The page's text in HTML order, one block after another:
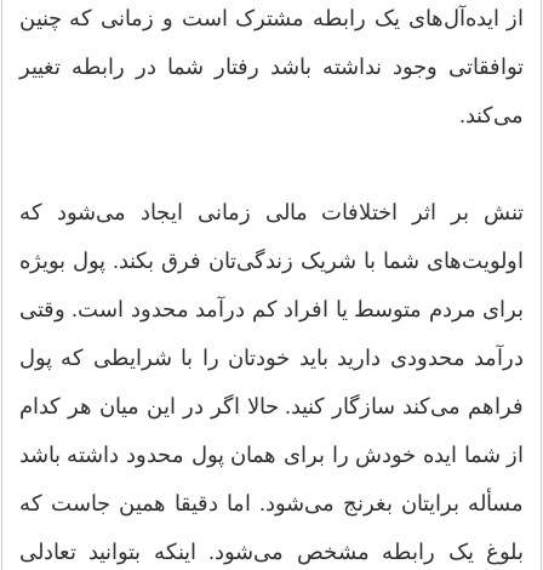
از ایده‌آل‌های یک رابطه مشترک است و زمانی که چنین
توافقاتی وجود نداشته باشد رفتار شما در رابطه تغییر
می‌کند.
تنش بر اثر اختلافات مالی زمانی ایجاد می‌شود که
اولویت‌های شما با شریک زندگی‌تان فرق بکند. پول بویژه
برای مردم متوسط یا افراد کم درآمد محدود است. وقتی
درآمد محدودی دارید باید خودتان را با شرایطی که پول
فراهم می‌کند سازگار کنید. حالا اگر در این میان هر کدام
از شما ایده خودش را برای همان پول محدود داشته باشد
مسأله برایتان بغرنج می‌شود. اما دقیقا همین جاست که
بلوغ یک رابطه مشخص می‌شود. اینکه بتوانید تعادلی